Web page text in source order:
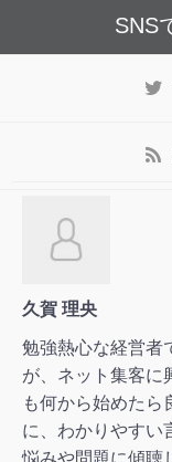
SNS
久賀 理央
勉強熱心な経営者
が、ネット集客に
も何から始めたら
に、わかりやすい
悩みや問題に傾聴